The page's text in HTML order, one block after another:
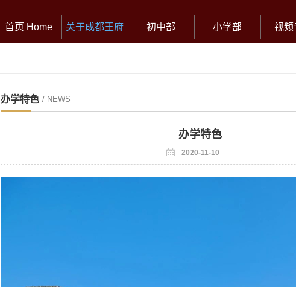
首页 Home 关于成都王府 初中部 小学部 视频
办学特色 / NEWS
办学特色
2020-11-10